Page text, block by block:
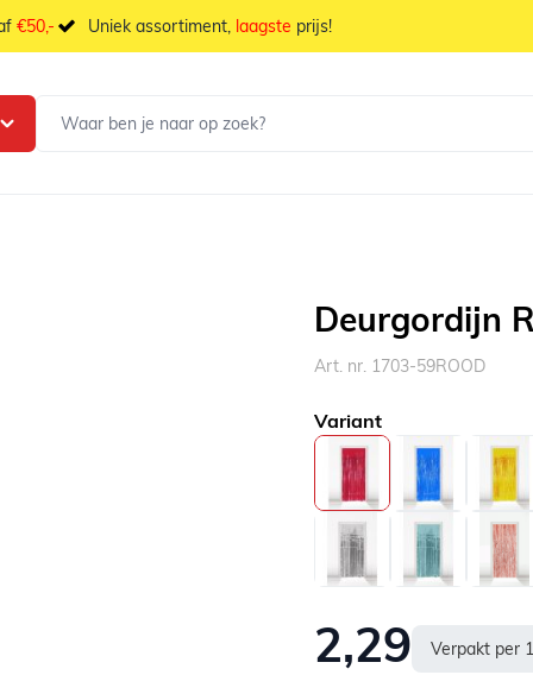
€50,- Uniek assortiment, laagste prijs!
Deurgordijn
Art. nr. 1703-59ROOD
Variant
2,29 Verpakt per